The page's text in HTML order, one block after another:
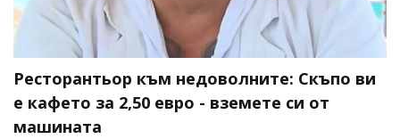
Ресторантьор към недоволните: Скъпо ви
е кафето за 2,50 евро - вземете си от
машината